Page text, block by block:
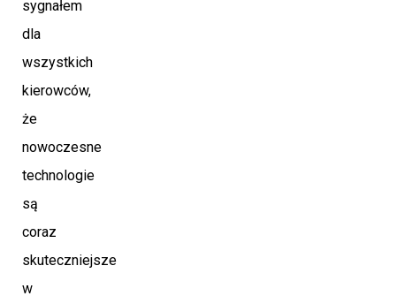
sygnałem
dla
wszystkich
kierowców,
że
nowoczesne
technologie
są
coraz
skuteczniejsze
w